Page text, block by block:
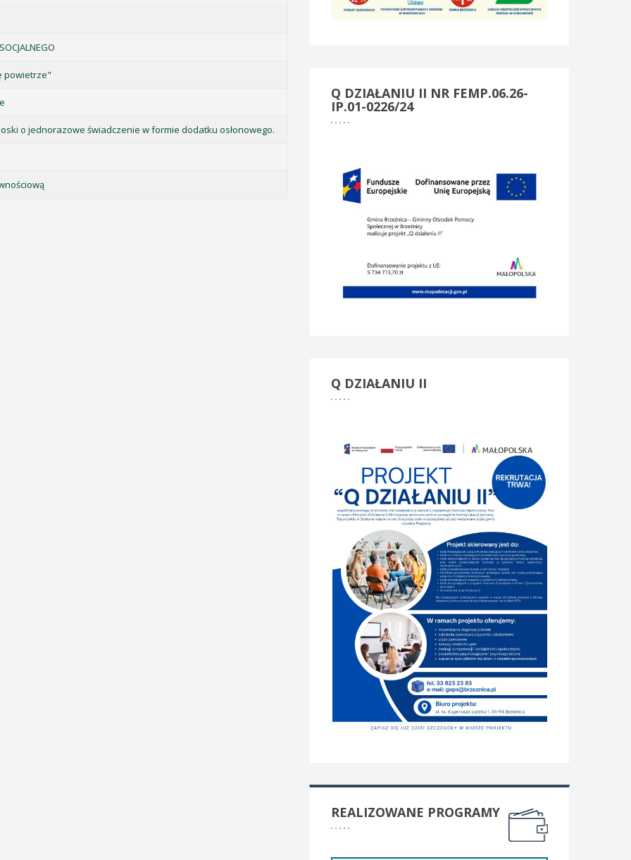
powietrze"
o jednorazowe świadczenie w formie dodatku osłonowego.
Q DZIAŁANIU II NR FEMP.06.26-
IP.01-0226/24
Q DZIAŁANIU II
REALIZOWANE PROGRAMY